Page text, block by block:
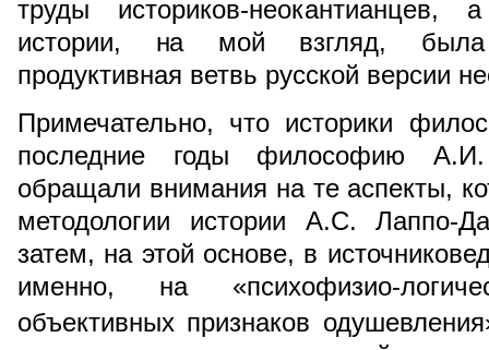
труды историков-
истории, на мой взгляд, была
продуктивная ветвь русской версии
Примечательно, что историки
последние годы философию
обращали внимания на те аспекты,
методологии истории А.С. Лаппо-
затем, на этой основе, в
именно, на «психофизио-
объективных признаков